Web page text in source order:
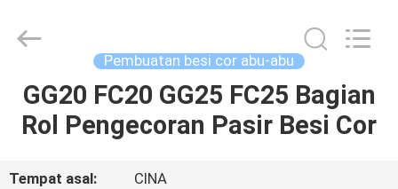
RUMAH
Foundry
CO.,LTD.
Reserved.
Pembuatan besi cor abu-abu
GG20 FC20 GG25 FC25 Bagian
Rol Pengecoran Pasir Besi Cor
Tempat asal:
CINA